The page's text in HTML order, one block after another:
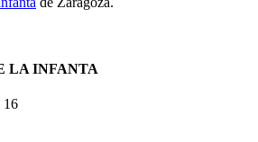
LA INFANTA
16